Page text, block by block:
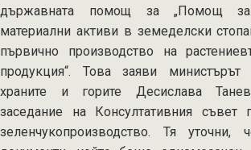
държавната помощ за „Помощ
материални активи в земеделски
първично производство на
продукция“. Това заяви министърът
храните и горите Десислава
заседание на Консултативния
зеленчукопроизводство. Тя